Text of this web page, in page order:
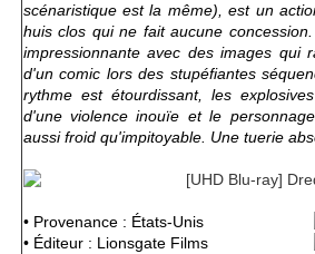
scénaristique est la même), est un
huis clos qui ne fait aucune
impressionnante avec des images qui
d'un comic lors des stupéfiantes
rythme est étourdissant, les
d'une violence inouïe et le
aussi froid qu'impitoyable. Une tuerie
• Provenance : États-Unis
• Éditeur : Lionsgate Films